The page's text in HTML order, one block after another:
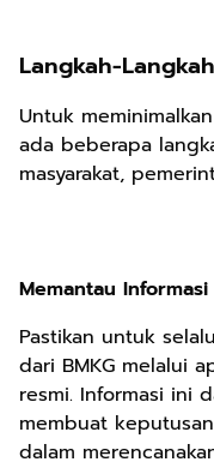
Langkah-
Untuk
ada beberapa
masyarakat,
Memantau Informasi
Pastikan untuk
dari BMKG melalui
resmi. Informasi ini
membuat
dalam